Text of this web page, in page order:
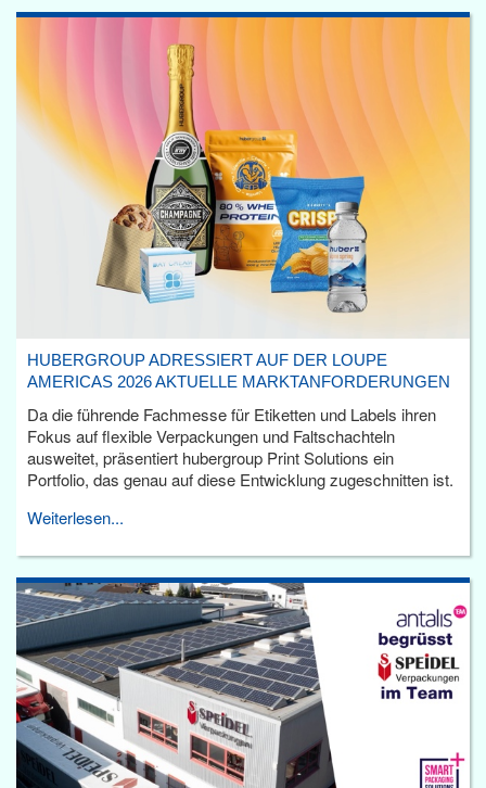
HUBERGROUP ADRESSIERT AUF DER LOUPE
AMERICAS 2026 AKTUELLE MARKTANFORDERUNGEN
Da die führende Fachmesse für Etiketten und Labels ihren
Fokus auf flexible Verpackungen und Faltschachteln
ausweitet, präsentiert hubergroup Print Solutions ein
Portfolio, das genau auf diese Entwicklung zugeschnitten ist.
Weiterlesen...